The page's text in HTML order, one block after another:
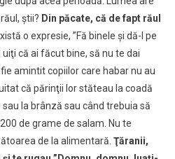
ştii? Din păcate, că de fapt răul
o expresie, ”Fă binele şi dă-l pe
că ai făcut bine, să nu te dai
amintit copiilor care habar nu au
că părinţii lor stăteau la coadă
la brânză sau când trebuia să
de grame de salam. Nu te
de la alimentară. Ţăranii,